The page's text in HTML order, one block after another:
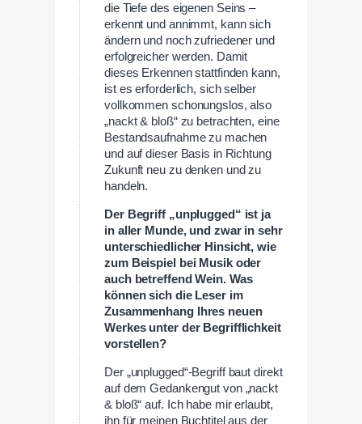
die Tiefe des eigenen Seins –
erkennt und annimmt, kann sich
ändern und noch zufriedener und
erfolgreicher werden. Damit
dieses Erkennen stattfinden kann,
ist es erforderlich, sich selber
vollkommen schonungslos, also
„nackt & bloß“ zu betrachten, eine
Bestandsaufnahme zu machen
und auf dieser Basis in Richtung
Zukunft neu zu denken und zu
handeln.
Der Begriff „unplugged“ ist ja
in aller Munde, und zwar in sehr
unterschiedlicher Hinsicht, wie
zum Beispiel bei Musik oder
auch betreffend Wein. Was
können sich die Leser im
Zusammenhang Ihres neuen
Werkes unter der Begrifflichkeit
vorstellen?
Der „unplugged“-Begriff baut direkt
auf dem Gedankengut von „nackt
& bloß“ auf. Ich habe mir erlaubt,
ihn für meinen Buchtitel aus der